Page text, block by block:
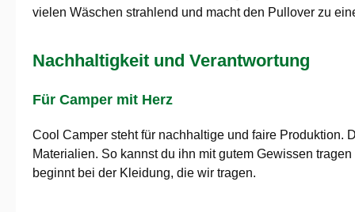
vielen Wäschen strahlend und macht den Pullover zu
Nachhaltigkeit und Verantwortung
Für Camper mit Herz
Cool Camper steht für nachhaltige und faire Produktion.
Materialien. So kannst du ihn mit gutem Gewissen
beginnt bei der Kleidung, die wir tragen.